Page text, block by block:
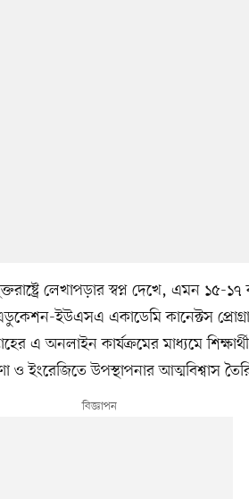
লেখাপড়ার স্বপ্ন দেখে, এমন ১৫-১৭
এডুকেশন-ইউএসএ একাডেমি কানেক্টস
এ অনলাইন কার্যক্রমের মাধ্যমে
ও ইংরেজিতে উপস্থাপনার আত্মবিশ্বাস